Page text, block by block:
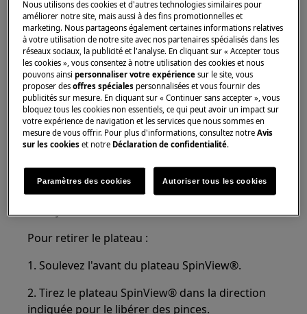
chaussures fermées.
Veuillez noter que l'auto-réparation ou la réparation
non professionnelle peut avoir des conséquences sur
la sécurité si elle n'est pas effectuée correctement.
Remplacement du plateau SpinView®
Retrait du plateau tournant SpinView®
Il peut être nécessaire de retirer le plateau
tournant SpinView® pour le remplacer ou le
Pour retirer le plateau :
1. Soulevez l'avant du plateau SpinView®.
2. Tirez le plateau SpinView® dans la direction
indiquée pour le libérer des pinces.
Nous utilisons des cookies et d'autres technologies similaires pour
améliorer notre site, mais aussi à des fins promotionnelles et
marketing. Nous partageons également certaines informations relatives
à votre utilisation de notre site avec nos partenaires spécialisés dans les
réseaux sociaux, la publicité et l'analyse. En cliquant sur « Accepter tous
les cookies », vous consentez à notre utilisation des cookies et nous
pouvons ainsipersonnaliser votre expériencesur le site, vous
proposer desoffres spéciales personnalisées et vous fournir des
publicités sur mesure. En cliquant sur « Continuer sans accepter », vous
bloquez tous les cookies non essentiels, ce qui peut avoir un impact sur
votre expérience de navigation et les services que nous sommes en
mesure de vous offrir. Pour plus d'informations, consultez notreAvis
sur les cookies et notre Déclaration de confidentialité.
Paramètres des cookies Autoriser tous les cookies